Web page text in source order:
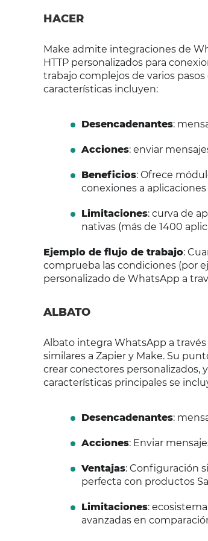
HACER
Make admite integraciones de
HTTP personalizados para
trabajo complejos de varios
características incluyen:
Desencadenantes:
Acciones: enviar
Beneficios: Ofrece
conexiones a
Limitaciones: curva de
nativas (más de 1400
Ejemplo de flujo de trabajo:
comprueba las condiciones (por
personalizado de WhatsApp a
ALBATO
Albato integra WhatsApp a
similares a Zapier y Make. Su
crear conectores personalizados,
características principales se
Desencadenantes:
Acciones: Enviar
Ventajas: Configuración
perfecta con productos
Limitaciones:
avanzadas en